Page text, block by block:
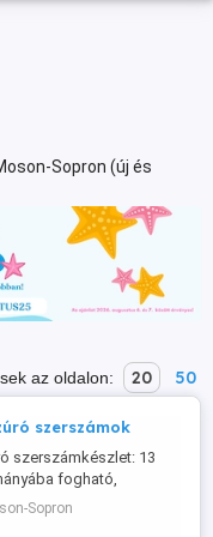
Sopron (új és
az oldalon: 20 50
szerszámok
szerszámkészlet: 13
fogható,
és plexit
Célfeladathoz, új
Sopron